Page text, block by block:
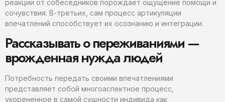
реакции от собеседников порождает ощущение помощи и
сочувствия. В-третьих, сам процесс артикуляции
впечатлений способствует их осознанию и интеграции.
Рассказывать о переживаниями —
врожденная нужда людей
Потребность передать своими впечатлениями
представляет собой многоаспектное процесс,
укорененное в самой сущности индивида как